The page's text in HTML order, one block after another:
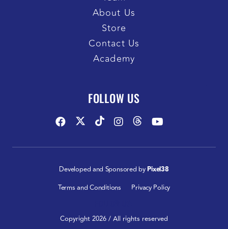
About Us
Store
Contact Us
Academy
FOLLOW US
Developed and Sponsored by Pixel38
Terms and Conditions
Privacy Policy
Copyright 2026 / All rights reserved